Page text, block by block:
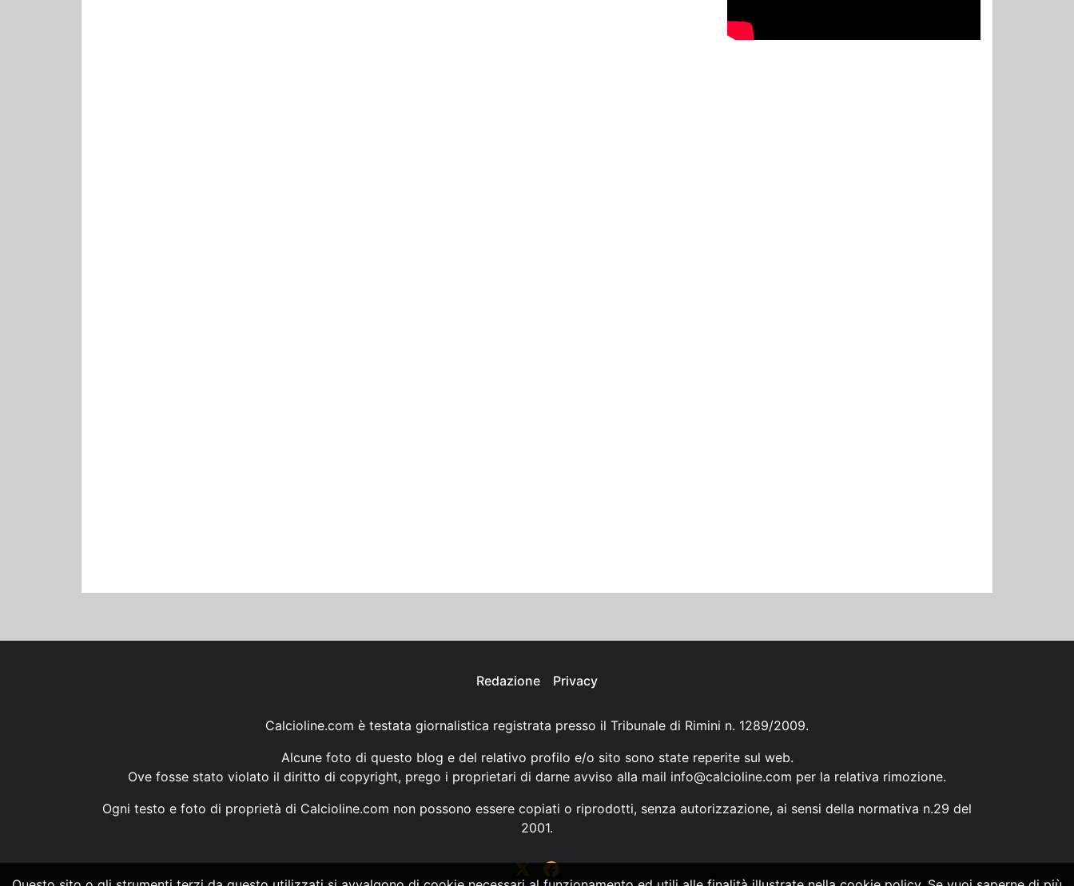
Redazione Privacy
Calcioline.com è testata giornalistica registrata presso il Tribunale di Rimini n. 1289/2009.
Alcune foto di questo blog e del relativo profilo e/o sito sono state reperite sul web.
Ove fosse stato violato il diritto di copyright, prego i proprietari di darne avviso alla mail info@calcioline.com per la relativa rimozione.
Ogni testo e foto di proprietà di Calcioline.com non possono essere copiati o riprodotti, senza autorizzazione, ai sensi della normativa n.29 del
2001.